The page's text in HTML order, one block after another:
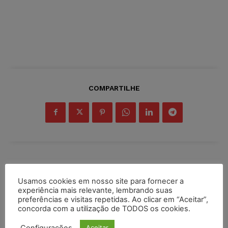
COMPARTILHE
Inscreva-se
INSCREVER
Usamos cookies em nosso site para fornecer a
experiência mais relevante, lembrando suas
preferências e visitas repetidas. Ao clicar em “Aceitar”,
concorda com a utilização de TODOS os cookies.